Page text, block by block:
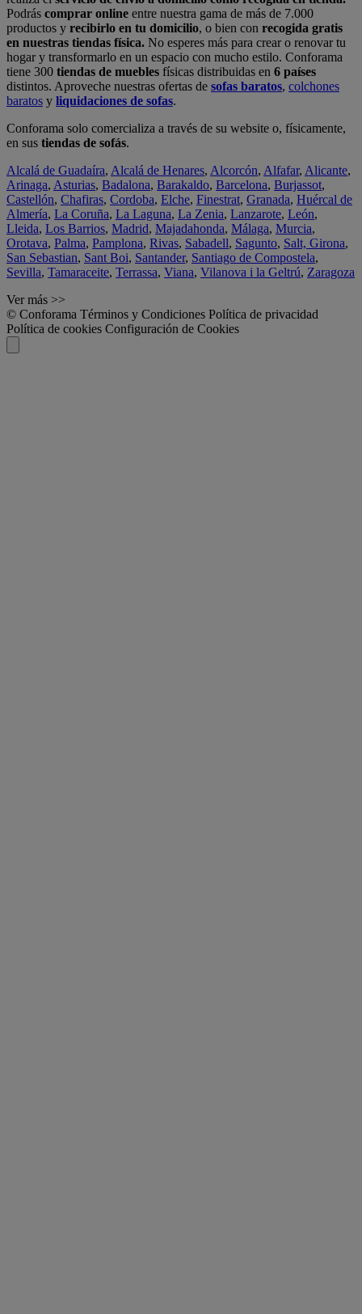
Podrás comprar online entre nuestra gama de más de 7.000
productos y recibirlo en tu domicilio, o bien con recogida gratis
en nuestras tiendas física. No esperes más para crear o renovar tu
hogar y transformarlo en un espacio con mucho estilo. Conforama
tiene 300 tiendas de muebles físicas distribuidas en 6 países
distintos. Aproveche nuestras ofertas de sofas baratos, colchones
baratos y liquidaciones de sofas.
Conforama solo comercializa a través de su website o, físicamente,
en sus tiendas de sofás.
Alcalá de Guadaíra, Alcalá de Henares, Alcorcón, Alfafar, Alicante,
Arinaga, Asturias, Badalona, Barakaldo, Barcelona, Burjassot,
Castellón, Chafiras, Cordoba, Elche, Finestrat, Granada, Huércal de
Almería, La Coruña, La Laguna, La Zenia, Lanzarote, León,
Lleida, Los Barrios, Madrid, Majadahonda, Málaga, Murcia,
Orotava, Palma, Pamplona, Rivas, Sabadell, Sagunto, Salt, Girona,
San Sebastian, Sant Boi, Santander, Santiago de Compostela,
Sevilla, Tamaraceite, Terrassa, Viana, Vilanova i la Geltrú, Zaragoza
Ver más >>
© Conforama Términos y Condiciones Política de privacidad
Política de cookies Configuración de Cookies